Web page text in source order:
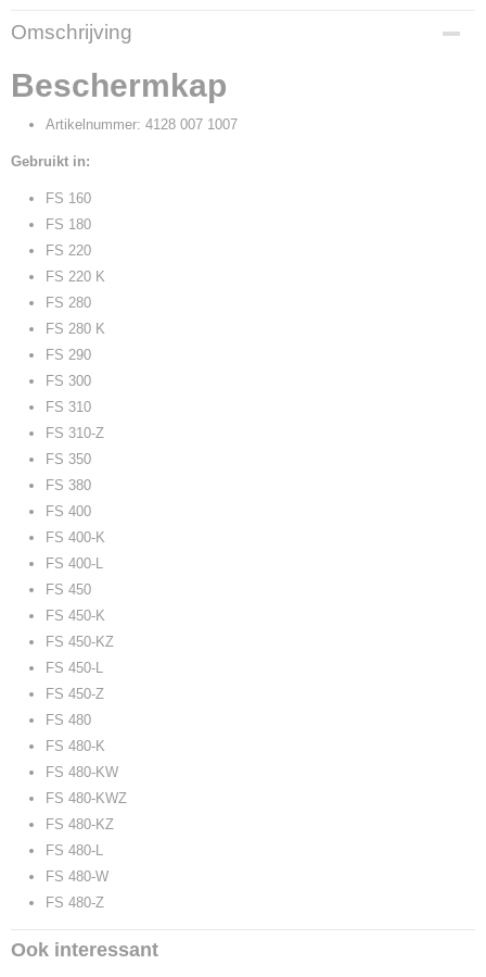
Productcode
43658
Productcode leverancier
4128 007 1007
Omschrijving
Beschermkap
Artikelnummer: 4128 007 1007
Gebruikt in:
FS 160
FS 180
FS 220
FS 220 K
FS 280
FS 280 K
FS 290
FS 300
FS 310
FS 310-Z
FS 350
FS 380
FS 400
FS 400-K
FS 400-L
FS 450
FS 450-K
FS 450-KZ
FS 450-L
FS 450-Z
FS 480
FS 480-K
FS 480-KW
FS 480-KWZ
FS 480-KZ
FS 480-L
FS 480-W
FS 480-Z
Ook interessant